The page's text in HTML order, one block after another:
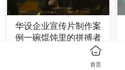
首页
华设企业宣传片制作案
例一碗馄饨里的拼搏者